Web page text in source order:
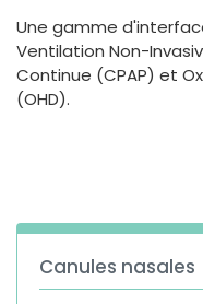
Une gamme
Ventilation Non-
Continue (CPAP) et
(OHD).
Canules nasales